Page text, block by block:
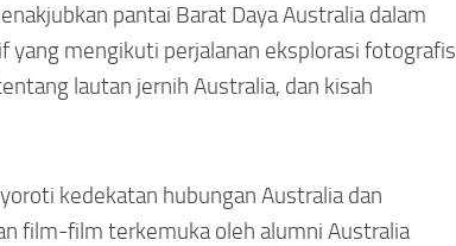
pantai Barat Daya Australia dalam
yang mengikuti perjalanan eksplorasi fotografis
lautan jernih Australia, dan kisah
kedekatan hubungan Australia dan
film-film terkemuka oleh alumni Australia